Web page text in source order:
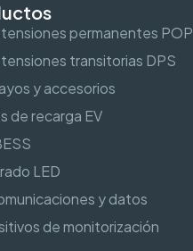
permanentes POP
transitorias DPS
y accesorios
de recarga EV
LED
y datos
de monitorización